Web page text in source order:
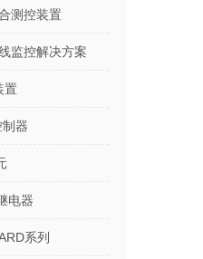
测控装置
监控解决方案
置
器
电器
系列